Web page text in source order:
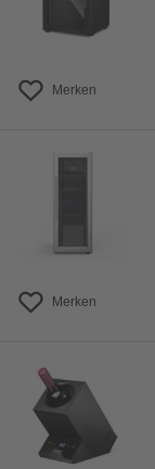
Merken
Merken